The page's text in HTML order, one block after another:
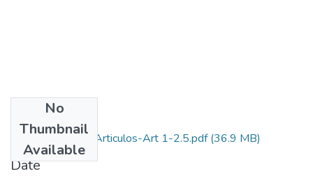
No
Thumbnail
Available
1983-V7-N1-2-Articulos-Art 1-2.5.pdf(36.9 MB)
Date